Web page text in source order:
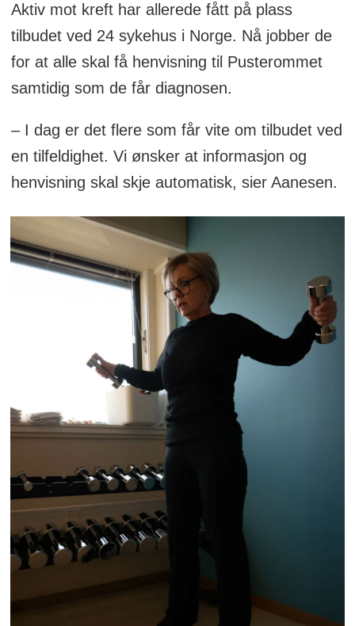
Aktiv mot kreft har allerede fått på plass
tilbudet ved 24 sykehus i Norge. Nå jobber de
for at alle skal få henvisning til Pusterommet
samtidig som de får diagnosen.
– I dag er det flere som får vite om tilbudet ved
en tilfeldighet. Vi ønsker at informasjon og
henvisning skal skje automatisk, sier Aanesen.